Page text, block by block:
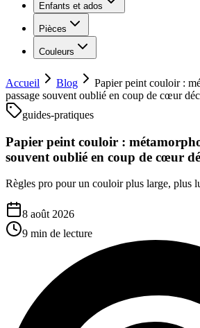
Enfants et ados
Pièces
Couleurs
Accueil Blog
Papier peint couloir :
passage souvent oublié en coup de cœur
guides-pratiques
Papier peint couloir :
souvent oublié en coup de cœur
Règles pro pour un couloir plus large, plus
8 août 2026
9 min de lecture